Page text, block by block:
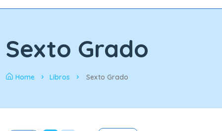
Sexto Grado
Home Libros Sexto Grado